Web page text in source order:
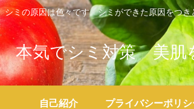
ミの原因は色々です。シミができた原因をつ
本気でシミ対策 美肌
自己紹介 プライバシーポリシ